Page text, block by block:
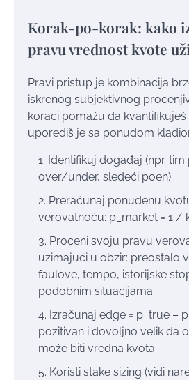
Korak-po-korak: kako
pravu vrednost kvote
Pravi pristup je kombinacija
iskrenog subjektivnog
koraci pomažu da
uporediš je sa ponudom
Identifikuj događaj (npr.
over/under, sledeći poen).
Preračunaj ponuđenu
verovatnoću: p_market = 1 /
Proceni svoju pravu
uzimajući u obzir: preostalo
faulove, tempo, istorijske
podobnim situacijama.
Izračunaj edge = p_true –
pozitivan i dovoljno velik da
može biti vredna kvota.
Koristi stake sizing (vidi